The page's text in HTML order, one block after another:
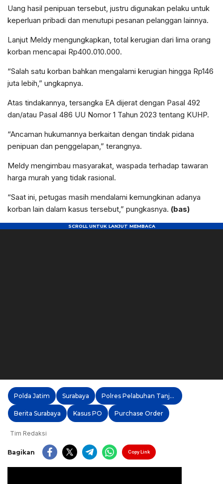
Uang hasil penipuan tersebut, justru digunakan pelaku untuk
keperluan pribadi dan menutupi pesanan pelanggan lainnya.
Lanjut Meldy mengungkapkan, total kerugian dari lima orang
korban mencapai Rp400.010.000.
“Salah satu korban bahkan mengalami kerugian hingga Rp146
juta lebih,” ungkapnya.
Atas tindakannya, tersangka EA dijerat dengan Pasal 492
dan/atau Pasal 486 UU Nomor 1 Tahun 2023 tentang KUHP.
“Ancaman hukumannya berkaitan dengan tindak pidana
penipuan dan penggelapan,” terangnya.
Meldy mengimbau masyarakat, waspada terhadap tawaran
harga murah yang tidak rasional.
“Saat ini, petugas masih mendalami kemungkinan adanya
korban lain dalam kasus tersebut,” pungkasnya. (bas)
Polda Jatim Surabaya Polres Pelabuhan Tanjung Perak
Berita Surabaya Kasus PO Purchase Order
Tim Redaksi
Bagikan Copy Link